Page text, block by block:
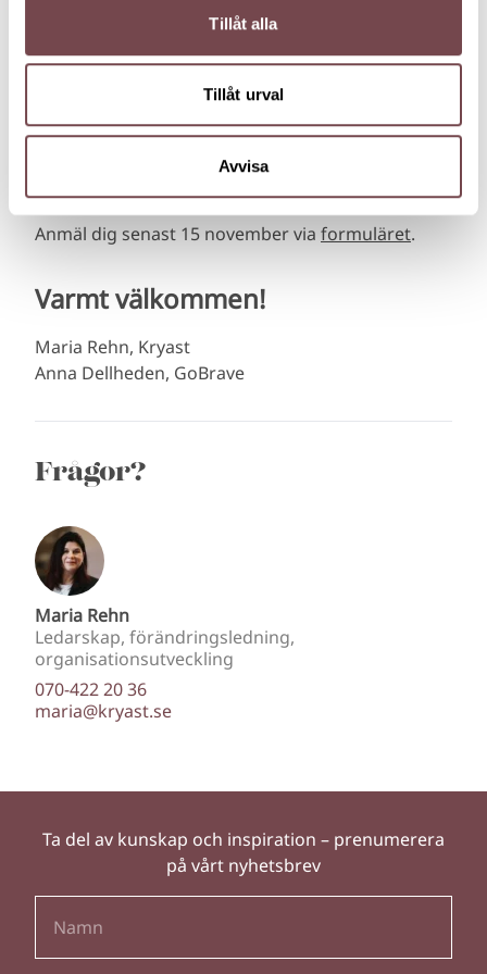
Tillåt alla
Tillåt urval
Avvisa
Fredag 29 november kl. 8.00-9.15
Frukost serveras från kl. 7.30
Kök 11, Honnörsgatan, Växjö
Anmäl dig senast 15 november via formuläret.
Varmt välkommen!
Maria Rehn, Kryast
Anna Dellheden, GoBrave
Frågor?
Maria Rehn
Ledarskap, förändringsledning,
organisationsutveckling
070-422 20 36
maria@kryast.se
Ta del av kunskap och inspiration – prenumerera
på vårt nyhetsbrev